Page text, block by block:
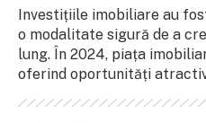
Investițiile imobiliare au
o modalitate sigură de a
lung. În 2024, piața
oferind oportunități